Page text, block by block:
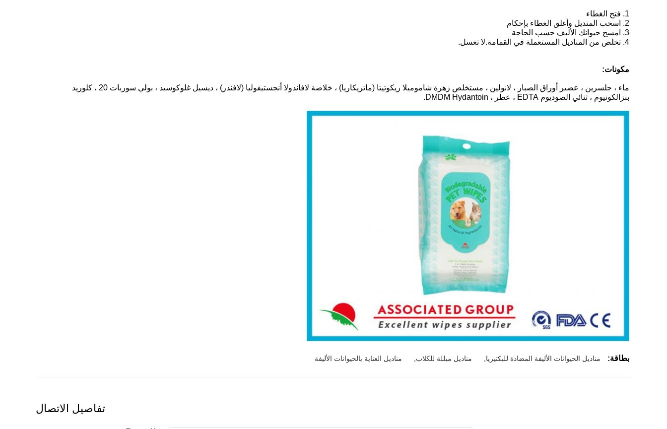
1. فتح الغطاء
2. اسحب المنديل وأغلق الغطاء بإحكام
3. امسح حيوانك الأليف حسب الحاجة
4. تخلص من المناديل المستعملة في القمامة.لا تغسل.
مكونات:
ماء ، جلسرين ، عصير أوراق الصبار ، لانولين ، مستخلص زهرة شاموميلا ريكوتيتا (ماتريكاريا) ، خلاصة لافاندولا أنجستيفوليا (لافندر) ، ديسيل غلوكوسيد ، بولي سوربات 20 ، كلوريد
بنزالكونيوم ، ثنائي الصوديوم EDTA ، عطر ، DMDM ​​Hydantoin.
بطاقة: مناديل الحيوانات الأليفة المضادة للبكتيريا مناديل مبللة للكلاب مناديل العناية بالحيوانات الأليفة
تفاصيل الاتصال